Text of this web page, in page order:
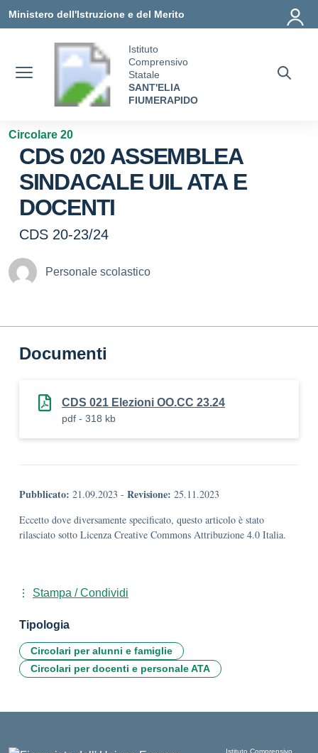
Ministero dell'Istruzione e del Merito
Istituto
Comprensivo
Statale
SANT'ELIA
FIUMERAPIDO
Circolare 20
CDS 020 ASSEMBLEA
SINDACALE UIL ATA E
DOCENTI
CDS 20-23/24
Personale scolastico
Documenti
CDS 021 Elezioni OO.CC 23.24
pdf - 318 kb
Pubblicato: 21.09.2023 - Revisione: 25.11.2023
Eccetto dove diversamente specificato, questo articolo è stato
rilasciato sotto Licenza Creative Commons Attribuzione 4.0 Italia.
Stampa / Condividi
Tipologia
Circolari per alunni e famiglie
Circolari per docenti e personale ATA
Istituto Comprensivo